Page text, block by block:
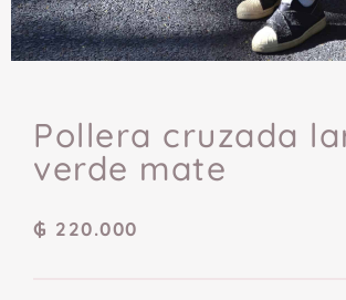
Pollera cruzada
verde mate
₲ 220.000